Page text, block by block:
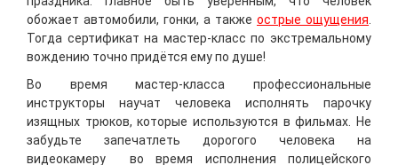
обожает автомобили, гонки, а также острые ощущения
Тогда сертификат на мастер-класс по экстремальному
вождению точно придётся ему по душе!
Во время мастер-класса профессиональные
инструкторы научат человека исполнять парочку
изящных трюков, которые используются в фильмах. Не
забудьте запечатлеть дорогого человека на
видеокамеру во время исполнения полицейского